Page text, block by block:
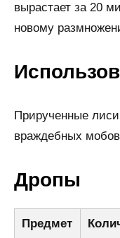
вырастает за 20
новому
Прирученные
враждебных
Дропы
Предмет